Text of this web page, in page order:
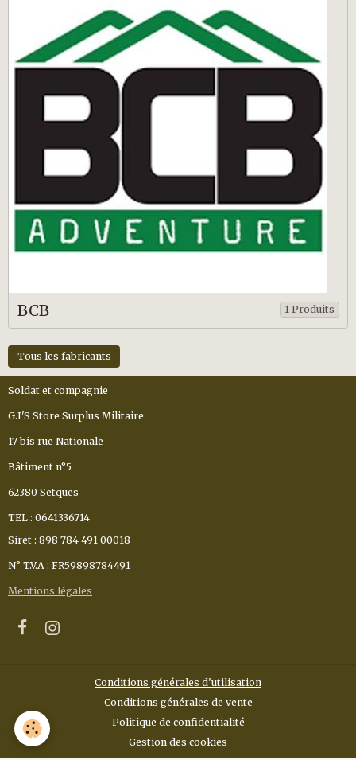
BCB 1 Produits
Tous les fabricants
Soldat et compagnie
G.I'S Store Surplus Militaire
17 bis rue Nationale
Bâtiment n°5
62380 Setques
TEL : 0641336714
Siret : 898 784 491 00018
N° T.V.A : FR59898784491
Mentions légales
Conditions générales d'utilisation
Conditions générales de vente
Politique de confidentialité
Gestion des cookies